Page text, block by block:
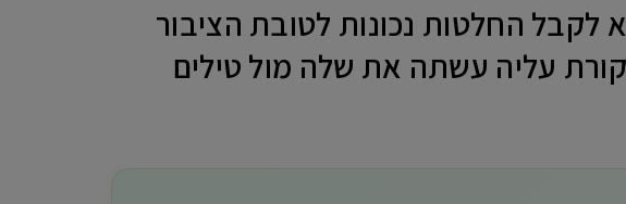
החלטות נכונות לטובת הציבור
שעם כל הביקורת עליה עשתה את שלה מול טילים